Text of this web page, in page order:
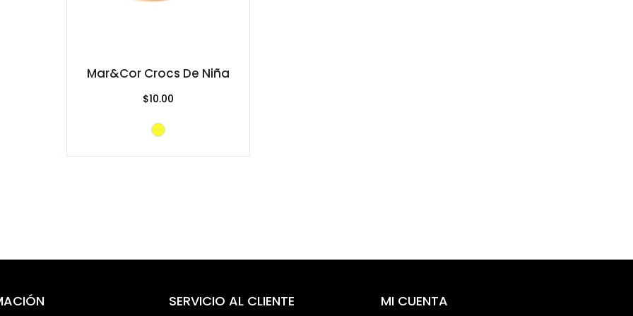
Mar&Cor Crocs De Niña
$10.00
SERVICIO AL CLIENTE MI CUENTA